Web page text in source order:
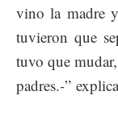
vino la madre
tuvieron que
tuvo que
padres.-”